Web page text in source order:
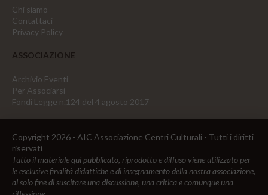
Chi siamo
Contattaci
Privacy Policy
ASSOCIAZIONE
Archivio Eventi
Per Associarsi
Fondi Legge n.124 del 4 agosto 2017
Copyright 2026 - AIC Associazione Centri Culturali - Tutti i diritti
riservati
Tutto il materiale qui pubblicato, riprodotto e diffuso viene utilizzato per
le esclusive finalità didattiche e di insegnamento della nostra associazione,
al solo fine di suscitare una discussione, una critica e comunque una